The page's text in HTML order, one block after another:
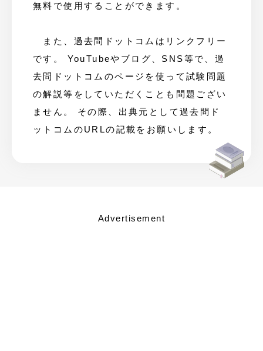
無料で使用することができます。
また、過去問ドットコムはリンクフリー
です。 YouTubeやブログ、SNS等で、過
去問ドットコムのページを使って試験問題
の解説等をしていただくことも問題ござい
ません。 その際、出典元として過去問ド
ットコムのURLの記載をお願いします。
Advertisement